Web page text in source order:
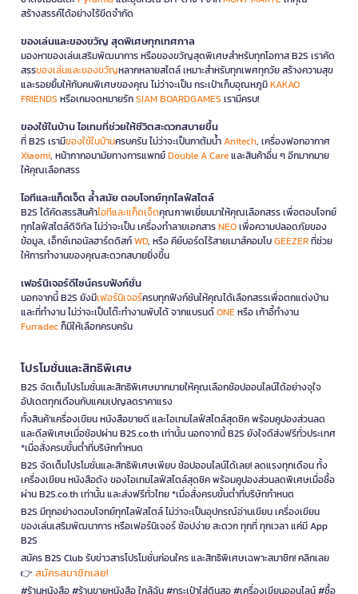
สร้างสรรค์ได้อย่างไร้ขีดจำกัด
ของเล่นและของขวัญ สุดพิเศษทุกเทศกาล
มองหาของเล่นเสริมพัฒนาการ หรือของขวัญสุดพิเศษสำหรับทุกโอกาส B2S เราคัด
สรรของเล่นและของขวัญหลากหลายสไตล์ เหมาะสำหรับทุกเพศทุกวัย สร้างความสุข
และรอยยิ้มให้กับคนพิเศษของคุณ ไม่ว่าจะเป็น กระเป๋าเก็บอุณหภูมิKAKAO
FRIENDS หรือเกมจดหมายรักSIAM BOARDGAMES เรามีครบ!
ของใช้ในบ้าน ไอเทมที่ช่วยให้ชีวิตสะดวกสบายขึ้น
ที่ B2S เรามีของใช้ในบ้านครบครัน ไม่ว่าจะเป็นกาต้มน้ำAnitech, เครื่องฟอกอากาศ
Xiaomi, หน้ากากอนามัยทางการแพทย์Double A Careและสินค้าอื่น ๆ อีกมากมาย
ให้คุณเลือกสรร
ไอทีและแก็ดเจ็ต ล้ำสมัย ตอบโจทย์ทุกไลฟ์สไตล์
B2S ได้คัดสรรสินค้าไอทีและแก็ดเจ็ตคุณภาพเยี่ยมมาให้คุณเลือกสรร เพื่อตอบโจทย์
ทุกไลฟ์สไตล์ดิจิทัล ไม่ว่าจะเป็น เครื่องทำลายเอกสารNEOเพื่อความปลอดภัยของ
ข้อมูล, เอ็กซ์เทอนัลฮาร์ดดิสก์WD, หรือ คีย์บอร์ดไร้สายเมาส์คอมโบGEEZERที่ช่วย
ให้การทำงานของคุณสะดวกสบายยิ่งขึ้น
เฟอร์นิเจอร์ดีไซน์ครบฟังก์ชั่น
นอกจากนี้ B2S ยังมีเฟอร์นิเจอร์ครบทุกฟังก์ชันให้คุณได้เลือกสรรเพื่อตกแต่งบ้าน
และที่ทำงาน ไม่ว่าจะเป็นโต๊ะทำงานพับได้ จากแบรนด์ONEหรือ เก้าอี้ทำงาน
Furradecก็มีให้เลือกครบครัน
โปรโมชั่นและสิทธิพิเศษ
B2S จัดเต็มโปรโมชั่นและสิทธิพิเศษมากมายให้คุณเลือกช้อปออนไลน์ได้อย่างจุใจ
อัปเดตทุกเดือนกับแคมเปญลดราคาแรง
ทั้งสินค้าเครื่องเขียน หนังสือขายดี และไอเทมไลฟ์สไตล์สุดชิค พร้อมคูปองส่วนลด
และดีลพิเศษเมื่อช้อปผ่าน B2S.co.th เท่านั้น นอกจากนี้ B2S ยังใจดีส่งฟรีทั่วประเทศ
*เมื่อสั่งครบขั้นต่ำที่บริษัทกำหนด
B2S จัดเต็มโปรโมชั่นและสิทธิพิเศษเพียบ ช้อปออนไลน์ได้เลย! ลดแรงทุกเดือน ทั้ง
เครื่องเขียน หนังสือดัง ของไอเทมไลฟ์สไตล์สุดชิค พร้อมคูปองส่วนลดพิเศษเมื่อซื้อ
ผ่าน B2S.co.th เท่านั้น และส่งฟรีทั่วไทย *เมื่อสั่งครบขั้นต่ำที่บริษัทกำหนด
B2S มีทุกอย่างตอบโจทย์ทุกไลฟ์สไตล์ ไม่ว่าจะเป็นอุปกรณ์อ่านเขียน เครื่องเขียน
ของเล่นเสริมพัฒนาการ หรือเฟอร์นิเจอร์ ช้อปง่าย สะดวก ทุกที่ ทุกเวลา แค่มี App
B2S
สมัคร B2S Club รับข่าวสารโปรโมชั่นก่อนใคร และสิทธิพิเศษเฉพาะสมาชิก! คลิกเลย
👉 สมัครสมาชิกเลย!
#ร้านหนังสือ #ร้านขายหนังสือ ใกล้ฉัน #กระเป๋าใส่ดินสอ #เครื่องเขียนออนไลน์ #ซื้อ